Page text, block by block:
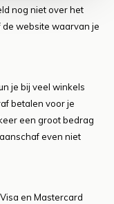
nog niet over het
de website waarvan je
je bij veel winkels
betalen voor je
een groot bedrag
even niet
en Mastercard